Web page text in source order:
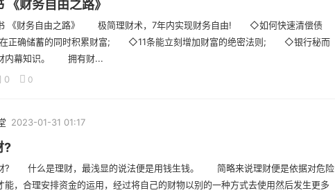
《财务自由之路》
财务自由之路》 极简理财术，7年内实现财务自由! ◇如何快速清偿债
确储蓄的同时积累财富; ◇11条能立刻增加财富的绝密法则; ◇银行秘而
内幕知识。 拥有财...
0 0
2023-01-31 01:17
?
什么是理财，最浅显的说法便是用钱生钱。 简略来说理财便是依据对危险
能，合理安排资金的运用，经过将自己的财物以别的一种方式去使用然后发生更多